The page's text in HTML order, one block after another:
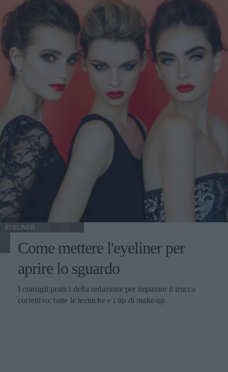
EYELINER
Come mettere l'eyeliner per
aprire lo sguardo
I consigli pratici della redazione per imparare il trucco
correttivo: tutte le tecniche e i tip di make-up